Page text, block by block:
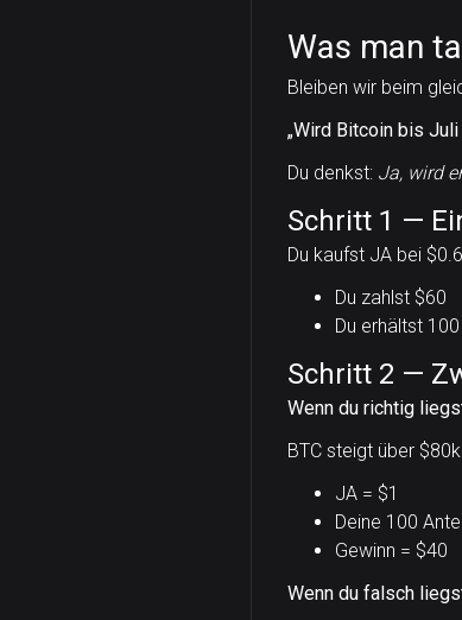
Was man
Bleiben wir beim
„Wird Bitcoin bis
Du denkst: Ja, wird
Schritt 1 —
Du kaufst JA bei
Du zahlst $60
Du erhältst
Schritt 2 —
Wenn du richtig
BTC steigt über $80k
JA = $1
Deine 100
Gewinn = $40
Wenn du falsch